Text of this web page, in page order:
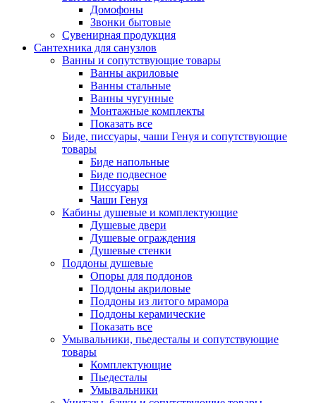
Домофоны
Звонки бытовые
Сувенирная продукция
Сантехника для санузлов
Ванны и сопутствующие товары
Ванны акриловые
Ванны стальные
Ванны чугунные
Монтажные комплекты
Показать все
Биде, писсуары, чаши Генуя и сопутствующие
товары
Биде напольные
Биде подвесное
Писсуары
Чаши Генуя
Кабины душевые и комплектующие
Душевые двери
Душевые ограждения
Душевые стенки
Поддоны душевые
Опоры для поддонов
Поддоны акриловые
Поддоны из литого мрамора
Поддоны керамические
Показать все
Умывальники, пьедесталы и сопутствующие
товары
Комплектующие
Пьедесталы
Умывальники